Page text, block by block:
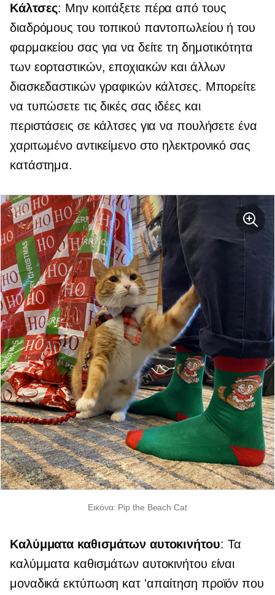
Κάλτσες: Μην κοιτάξετε πέρα ​​από τους
διαδρόμους του τοπικού παντοπωλείου ή του
φαρμακείου σας για να δείτε τη δημοτικότητα
των εορταστικών, εποχιακών και άλλων
διασκεδαστικών γραφικών κάλτσες. Μπορείτε
να τυπώσετε τις δικές σας ιδέες και
περιστάσεις σε κάλτσες για να πουλήσετε ένα
χαριτωμένο αντικείμενο στο ηλεκτρονικό σας
κατάστημα.
Εικόνα: Pip the Beach Cat
Καλύμματα καθισμάτων αυτοκινήτου: Τα
καλύμματα καθισμάτων αυτοκινήτου είναι
μοναδικάεκτύπωση κατ 'απαίτηση προϊόν που